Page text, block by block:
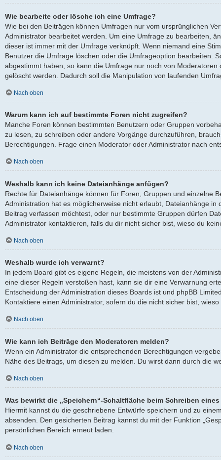
Wie bearbeite oder lösche ich eine Umfrage?
Wie bei den Beiträgen können Umfragen nur vom ursprünglichen
Administrator bearbeitet werden. Um eine Umfrage zu bearbeiten,
dieser ist immer mit der Umfrage verknüpft. Wenn niemand eine
Benutzer die Umfrage löschen oder die Umfrageoption bearbeiten.
abgestimmt haben, so kann die Umfrage nur noch von
gelöscht werden. Dadurch soll die Manipulation von laufenden
Nach oben
Warum kann ich auf bestimmte Foren nicht zugreifen?
Manche Foren können bestimmten Benutzern oder Gruppen
zu lesen, zu schreiben oder andere Vorgänge durchzuführen,
Berechtigungen. Frage einen Moderator oder Administrator nach
Nach oben
Weshalb kann ich keine Dateianhänge anfügen?
Rechte für Dateianhänge können für Foren, Gruppen und einzelne
Administration hat es möglicherweise nicht erlaubt, Dateianhänge
Beitrag verfassen möchtest, oder nur bestimmte Gruppen dürfen
Administrator kontaktieren, falls du dir nicht sicher bist, wieso du
Nach oben
Weshalb wurde ich verwarnt?
In jedem Board gibt es eigene Regeln, die meistens von der
eine dieser Regeln verstoßen hast, kann sie dir eine Verwarnung
Entscheidung der Administration dieses Boards ist und phpBB
Kontaktiere einen Administrator, sofern du die nicht sicher bist,
Nach oben
Wie kann ich Beiträge den Moderatoren melden?
Wenn ein Administrator die entsprechenden Berechtigungen
Nähe des Beitrags, um diesen zu melden. Du wirst dann durch die
Nach oben
Was bewirkt die „Speichern“-Schaltfläche beim Schreiben
Hiermit kannst du die geschriebene Entwürfe speichern und zu
absenden. Den gesicherten Beitrag kannst du mit der Funktion
persönlichen Bereich erneut laden.
Nach oben